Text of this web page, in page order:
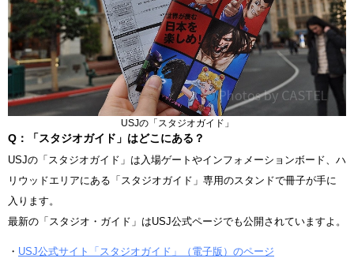
USJの「スタジオガイド」
Q：「スタジオガイド」はどこにある？
USJの「スタジオガイド」は入場ゲートやインフォメーションボード、ハ
リウッドエリアにある「スタジオガイド」専用のスタンドで冊子が手に
入ります。
最新の「スタジオ・ガイド」はUSJ公式ページでも公開されていますよ。
・ USJ公式サイト「スタジオガイド」（電子版）のページ